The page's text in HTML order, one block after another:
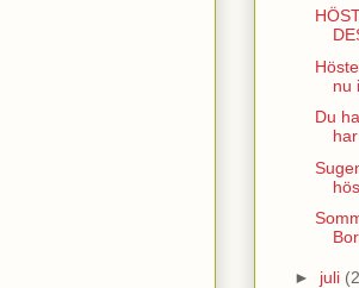
nu
Du
► juli